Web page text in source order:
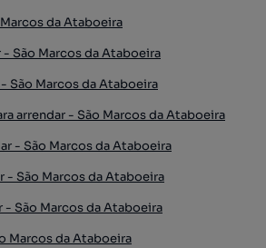
da Ataboeira
- São Marcos da Ataboeira
São Marcos da Ataboeira
arrendar - São Marcos da Ataboeira
- São Marcos da Ataboeira
- São Marcos da Ataboeira
- São Marcos da Ataboeira
Marcos da Ataboeira